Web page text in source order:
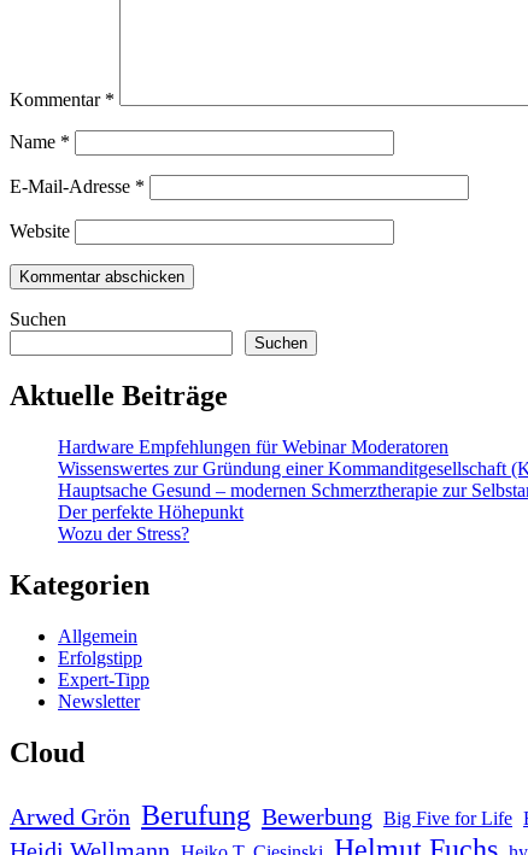
Kommentar *
Name *
E-Mail-Adresse *
Website
Suchen
Suchen
Aktuelle Beiträge
Hardware Empfehlungen für Webinar Moderatoren
Wissenswertes zur Gründung einer Kommanditgesellschaft
Hauptsache Gesund – modernen Schmerztherapie zur
Der perfekte Höhepunkt
Wozu der Stress?
Kategorien
Allgemein
Erfolgstipp
Expert-Tipp
Newsletter
Cloud
Arwed Grön Berufung Bewerbung Big Five for Life